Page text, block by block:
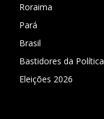
Roraima
Pará
Brasil
Bastidores da Política
Eleições 2026